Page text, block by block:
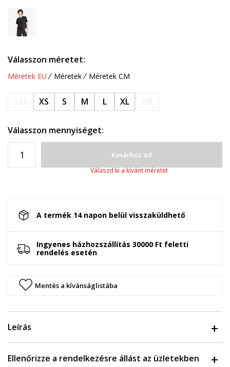
Válasszon méretet:
Méretek EU Méretek Méretek CM
XS S M L XL
Válasszon mennyiséget:
Kosárhoz ad
Válaszd ki a kívánt méretet
A termék 14 napon belül visszaküldhető
Ingyenes házhozszállítás 30000 Ft feletti
rendelés esetén
Mentés a kívánságlistába
Leírás
Ellenőrizze a rendelkezésre állást az üzletekben